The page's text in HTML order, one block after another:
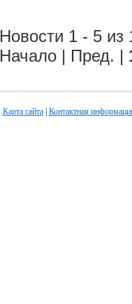
Новости 1 - 5 из
Начало | Пред. |
Карта сайта| Контактная